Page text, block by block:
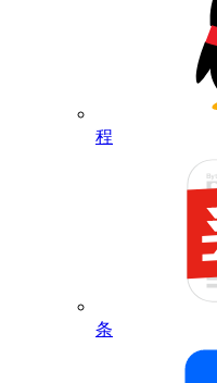
程
条